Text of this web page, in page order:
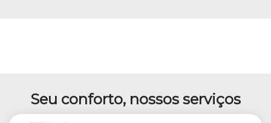
Seu conforto, nossos serviços